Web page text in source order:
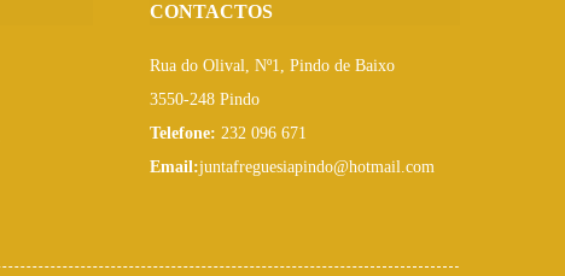
CONTACTOS
Rua do Olival, Nº1, Pindo de Baixo
3550-248 Pindo
Telefone: 232 096 671
Email:juntafreguesiapindo@hotmail.com